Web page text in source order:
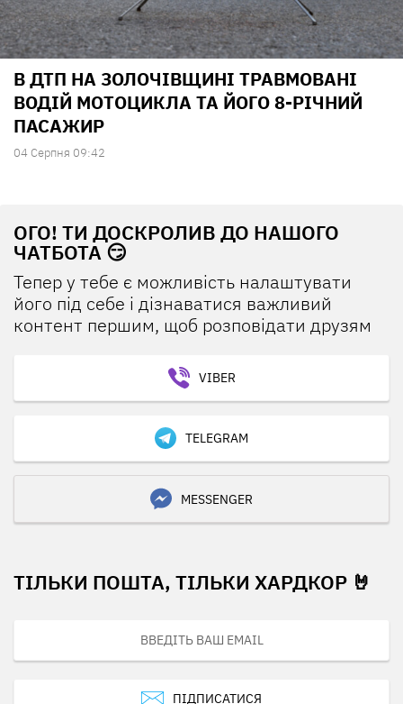
В ДТП НА ЗОЛОЧІВЩИНІ ТРАВМОВАНІ
ВОДІЙ МОТОЦИКЛА ТА ЙОГО 8-РІЧНИЙ
ПАСАЖИР
04 Серпня 09:42
ОГО! ТИ ДОСКРОЛИВ ДО НАШОГО
ЧАТБОТА 😏
Тепер у тебе є можливість налаштувати
його під себе і дізнаватися важливий
контент першим, щоб розповідати друзям
VIBER
TELEGRAM
MESSENGER
ТІЛЬКИ ПОШТА, ТІЛЬКИ ХАРДКОР 🤘
ПІДПИСАТИСЯ